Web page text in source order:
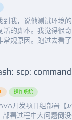
到我，说他测试环境
活的脚本。我觉得很
常规原因。跑过去看
bin/mongod --
操作系統
开发项目组部署【
署过程中大问题倒没